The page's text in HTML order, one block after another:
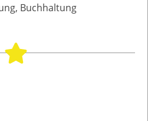
Buchhaltung